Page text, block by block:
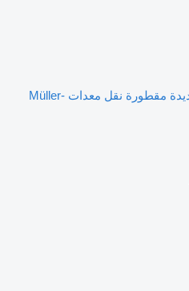
جديدة مقطورة نقل معدات Müller-